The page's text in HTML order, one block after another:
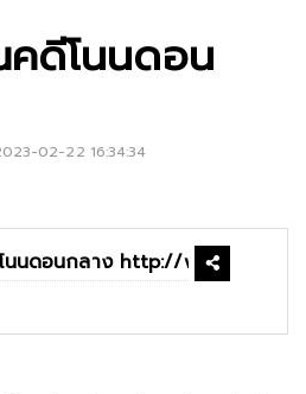
คดีโนนดอน
02-22 16:34:34